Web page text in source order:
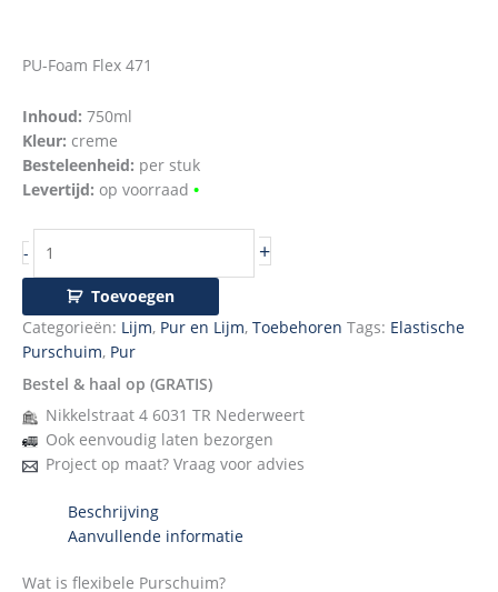
PU-Foam Flex 471
Inhoud: 750ml
Kleur: creme
Besteleenheid: per stuk
Levertijd: op voorraad •
- +
Toevoegen
Categorieën: Lijm, Pur en Lijm, Toebehoren Tags: Elastische
Purschuim, Pur
Bestel & haal op (GRATIS)
Nikkelstraat 4 6031 TR Nederweert
Ook eenvoudig laten bezorgen
Project op maat? Vraag voor advies
Beschrijving
Aanvullende informatie
Wat is flexibele Purschuim?